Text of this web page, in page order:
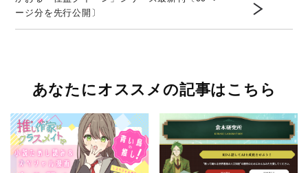
ージ分を先行公開〕
あなたにオススメの記事はこちら